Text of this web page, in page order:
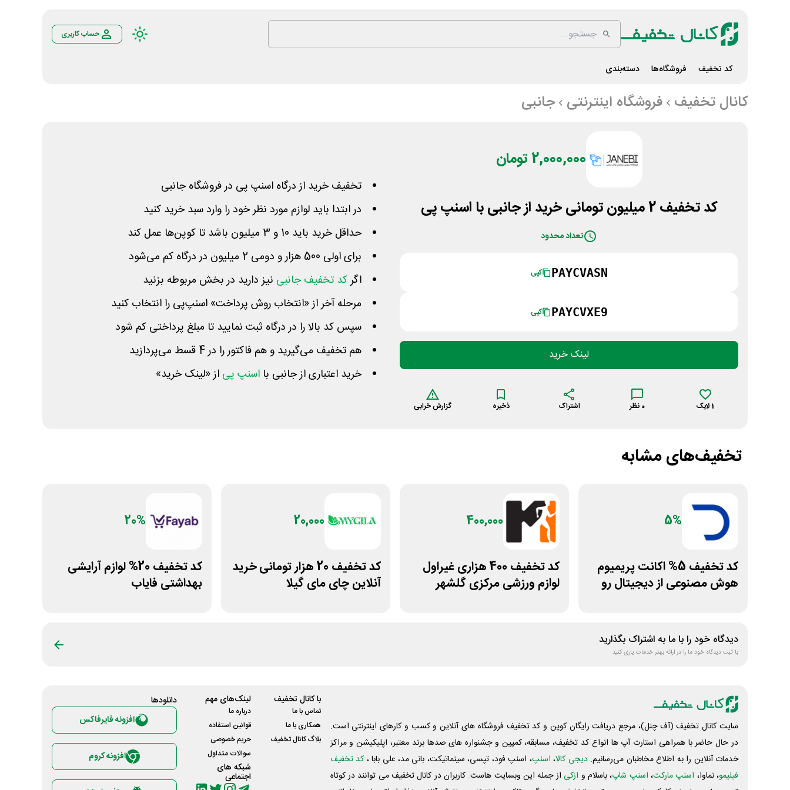
حساب کاربری
کد تخفیف فروشگاه‌ها دسته‌بندی
کانال تخفیف فروشگاه اینترنتی جانبی
2,000,000 تومان
کد تخفیف 2 میلیون تومانی خرید از جانبی با اسنپ پی
تعداد محدود
PAYCVASN کپی
PAYCVXE9 کپی
لینک خرید
1 لایک 0 نظر اشتراک ذخیره گزارش خرابی
تخفیف خرید از درگاه اسنپ پی در فروشگاه جانبی
در ابتدا باید لوازم مورد نظر خود را وارد سبد خرید کنید
حداقل خرید باید 10 و 3 میلیون باشد تا کوپن‌ها عمل کند
برای اولی 500 هزار و دومی 2 میلیون در درگاه کم می‌شود
اگرکد تخفیف جانبی نیز دارید در بخش مربوطه بزنید
مرحله آخر از «انتخاب روش پرداخت» اسنپ‌پی را انتخاب کنید
سپس کد بالا را در درگاه ثبت نمایید تا مبلغ پرداختی کم شود
هم تخفیف می‌گیرید و هم فاکتور را در 4 قسط می‌پردازید
خرید اعتباری از جانبی با اسنپ پی از «لینک خرید»
تخفیف‌های مشابه
5%
کد تخفیف 5% اکانت پریمیوم
هوش مصنوعی از دیجیتال رو
400,000
کد تخفیف 400 هزاری غیراول
لوازم ورزشی مرکزی گلشهر
20,000
کد تخفیف 20 هزار تومانی خرید
آنلاین چای مای گیلا
20%
کد تخفیف 20% لوازم آرایشی
بهداشتی فایاب
دیدگاه خود را با ما به اشتراک بگذارید
با ثبت دیدگاه خود ما را در ارائه بهتر خدمات یاری کنید
سایت کانال تخفیف (آف چنل)، مرجع دریافت رایگان کوپن و کد تخفیف فروشگاه های آنلاین و کسب و‌ کارهای اینترنتی است.
در حال حاضر با همراهی استارت آپ ها انواع کد تخفیف، مسابقه، کمپین و جشنواره های صدها برند معتبر، اپلیکیشن و مراکز
خدمات آنلاین را به اطلاع مخاطبان می‌رسانیم. دیجی کالا، اسنپ، اسنپ فود، تپسی، سینماتیکت، بانی مد، علی‌ بابا ، کد تخفیف
فیلیمو، نماوا، اسنپ مارکت، اسنپ شاپ، باسلام و ازکی از جمله این وبسایت ‌هاست. کاربران در کانال تخفیف می توانند در کوتاه
با کانال تخفیف
تماس با ما
همکاری با ما
بلاگ کانال تخفیف
لینک‌های مهم
درباره ما
قوانین استفاده
حریم خصوصی
سوالات متداول
شبکه های
اجتماعی
دانلود‌ها
افزونه فایرفاکس
افزونه کروم